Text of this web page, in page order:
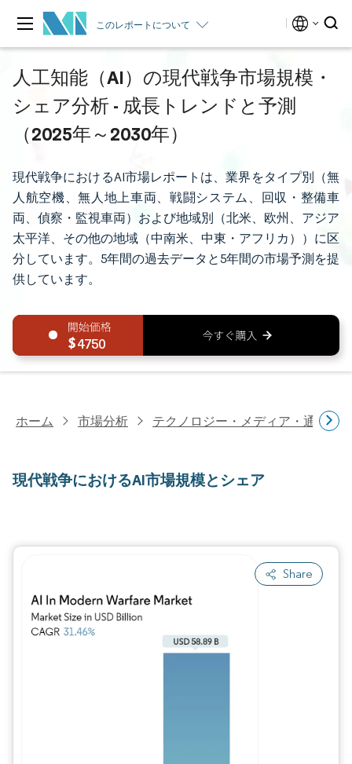
このレポートについて
人工知能（AI）の現代戦争市場規模・
シェア分析 - 成長トレンドと予測
（2025年～2030年）
現代戦争におけるAI市場レポートは、業界をタイプ別（無
人航空機、無人地上車両、戦闘システム、回収・整備車
両、偵察・監視車両）および地域別（北米、欧州、アジア
太平洋、その他の地域（中南米、中東・アフリカ））に区
分しています。5年間の過去データと5年間の市場予測を提
供しています。
4750
ホーム 市場分析 テクノロジー・メディア・通信研
現代戦争におけるAI市場規模とシェア
Share